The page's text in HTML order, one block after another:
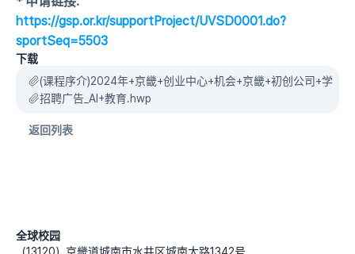
https://gsp.or.kr/supportProject/UVSD0001.do?
sportSeq=5503
下载
(课程序介)2024年+京畿+创业中心+机会+京畿+初创公司+学校
招聘广告_AI+教育.hwp
返回列表
全球校园